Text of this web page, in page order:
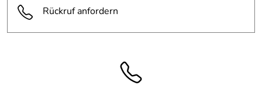
Unterstützung in der Küche und im Service.
Das Schwierigste war: 18 Kollegen/innen haben sich zum
Los entscheiden, wer die Kochschürze anziehen darf.
Rückruf anfordern